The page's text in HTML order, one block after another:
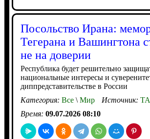
Посольство Ирана:
Тегерана и Вашингтона
не на доверии
Республика будет решительно
национальные интересы и
диппредставительстве в России
Категория: Все\Мир Источник:
Время: 09.07.2026 08:10